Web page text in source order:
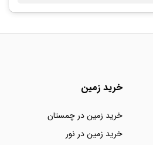
خرید زمین
خرید زمین در چمستان
خرید زمین در نور